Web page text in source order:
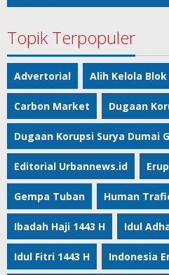
Topik Terpopuler
Advertorial Alih Kelola
Carbon Market Dugaan
Dugaan Korupsi Surya Dumai
Editorial Urbannews.id
Gempa Tuban Human
Ibadah Haji 1443 H Idul
Idul Fitri 1443 H Indonesia